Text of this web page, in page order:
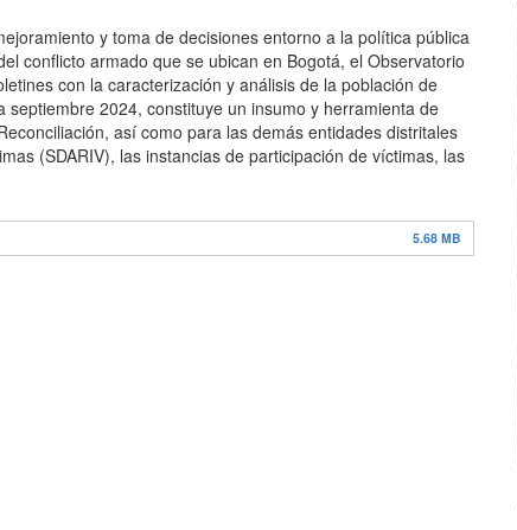
y toma de decisiones entorno a la política pública
conflicto armado que se ubican en Bogotá, el Observatorio
con la caracterización y análisis de la población de
2024, constituye un insumo y herramienta de
así como para las demás entidades distritales
(SDARIV), las instancias de participación de víctimas, las
5.68 MB